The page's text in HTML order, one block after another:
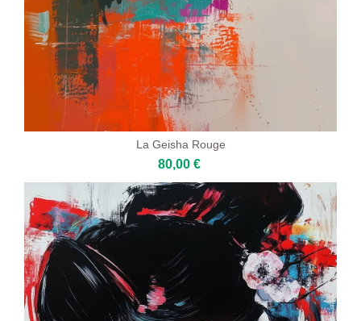
La Geisha Rouge
80,00 €